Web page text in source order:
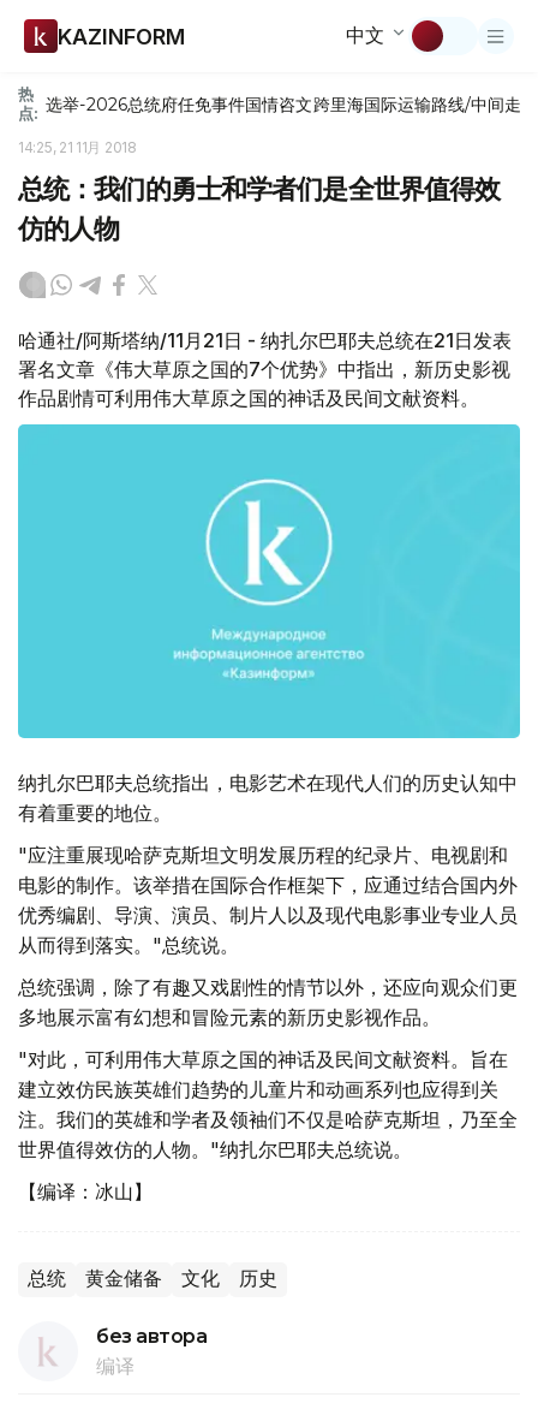
KAZINFORM 中文
热
点: 选举-2026总统府任免事件国情咨文跨里海国际运输路线/中间走廊
14:25, 21 11月 2018
总统：我们的勇士和学者们是全世界值得效
仿的人物
哈通社/阿斯塔纳/11月21日 - 纳扎尔巴耶夫总统在21日发表
署名文章《伟大草原之国的7个优势》中指出，新历史影视
作品剧情可利用伟大草原之国的神话及民间文献资料。
纳扎尔巴耶夫总统指出，电影艺术在现代人们的历史认知中
有着重要的地位。
"应注重展现哈萨克斯坦文明发展历程的纪录片、电视剧和
电影的制作。该举措在国际合作框架下，应通过结合国内外
优秀编剧、导演、演员、制片人以及现代电影事业专业人员
从而得到落实。"总统说。
总统强调，除了有趣又戏剧性的情节以外，还应向观众们更
多地展示富有幻想和冒险元素的新历史影视作品。
"对此，可利用伟大草原之国的神话及民间文献资料。旨在
建立效仿民族英雄们趋势的儿童片和动画系列也应得到关
注。我们的英雄和学者及领袖们不仅是哈萨克斯坦，乃至全
世界值得效仿的人物。"纳扎尔巴耶夫总统说。
【编译：冰山】
总统 黄金储备 文化 历史
без автора
编译